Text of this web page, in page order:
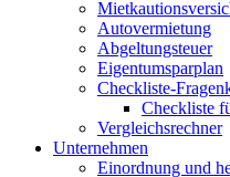
Autovermietung
Abgeltungsteuer
Eigentumsparplan
Checkliste-
Checkliste
Vergleichsrechner
Unternehmen
Einordnung und